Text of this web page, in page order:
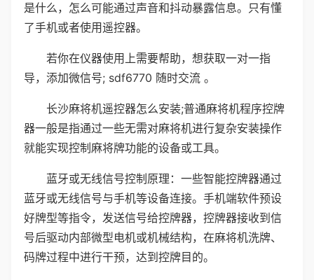
是什么，怎么可能通过声音和抖动暴露信息。只有懂
了手机或者使用遥控器。
若你在仪器使用上需要帮助，想获取一对一指
导，添加微信号; sdf6770 随时交流 。
长沙麻将机遥控器怎么安装;普通麻将机程序控牌
器一般是指通过一些无需对麻将机进行复杂安装操作
就能实现控制麻将牌功能的设备或工具。
蓝牙或无线信号控制原理：一些智能控牌器通过
蓝牙或无线信号与手机等设备连接。手机端软件预设
好牌型等指令，发送信号给控牌器，控牌器接收到信
号后驱动内部微型电机或机械结构，在麻将机洗牌、
码牌过程中进行干预，达到控牌目的。